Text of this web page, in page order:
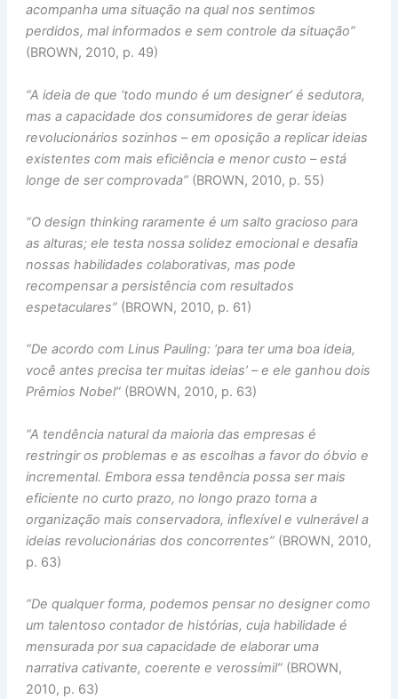
acompanha uma situação na qual nos sentimos
perdidos, mal informados e sem controle da situação”
(BROWN, 2010, p. 49)
“A ideia de que ‘todo mundo é um designer’ é sedutora,
mas a capacidade dos consumidores de gerar ideias
revolucionários sozinhos – em oposição a replicar ideias
existentes com mais eficiência e menor custo – está
longe de ser comprovada” (BROWN, 2010, p. 55)
“O design thinking raramente é um salto gracioso para
as alturas; ele testa nossa solidez emocional e desafia
nossas habilidades colaborativas, mas pode
recompensar a persistência com resultados
espetaculares” (BROWN, 2010, p. 61)
“De acordo com Linus Pauling: ‘para ter uma boa ideia,
você antes precisa ter muitas ideias’ – e ele ganhou dois
Prêmios Nobel” (BROWN, 2010, p. 63)
“A tendência natural da maioria das empresas é
restringir os problemas e as escolhas a favor do óbvio e
incremental. Embora essa tendência possa ser mais
eficiente no curto prazo, no longo prazo torna a
organização mais conservadora, inflexível e vulnerável a
ideias revolucionárias dos concorrentes” (BROWN, 2010,
p. 63)
“De qualquer forma, podemos pensar no designer como
um talentoso contador de histórias, cuja habilidade é
mensurada por sua capacidade de elaborar uma
narrativa cativante, coerente e verossímil” (BROWN,
2010, p. 63)